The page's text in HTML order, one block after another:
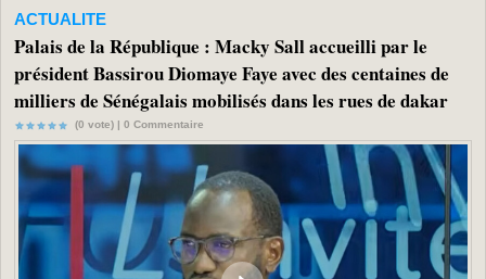
ACTUALITE
Palais de la République : Macky Sall accueilli par le
président Bassirou Diomaye Faye avec des centaines de
milliers de Sénégalais mobilisés dans les rues de dakar
(0 vote) | 0 Commentaire